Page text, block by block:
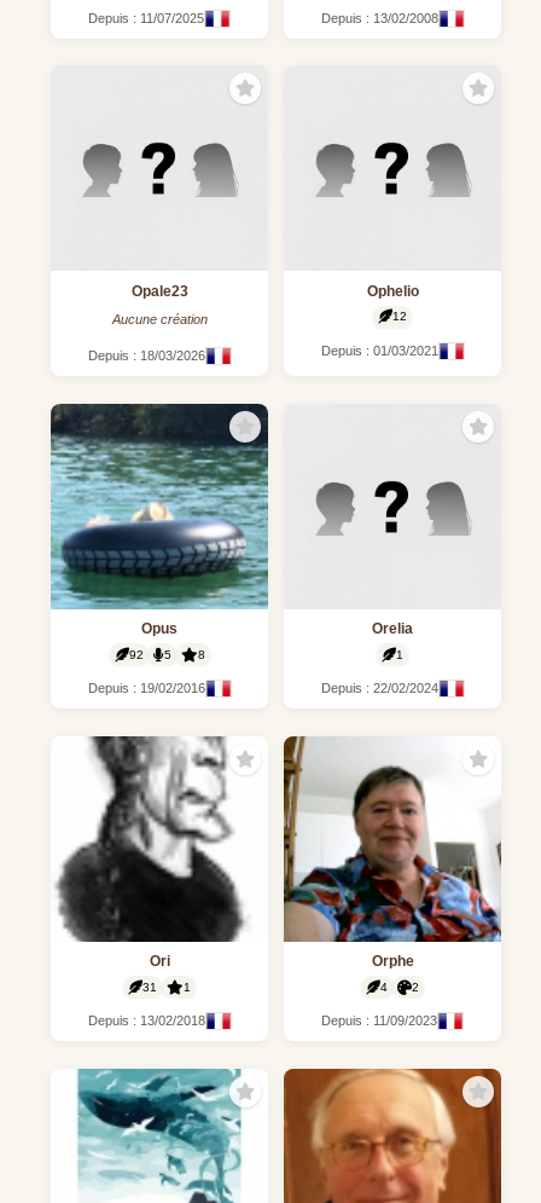
Depuis : 11/07/2025 Depuis : 13/02/2008
Opale23
Aucune création
Depuis : 18/03/2026
Ophelio
12
Depuis : 01/03/2021
Opus
92 5 8
Depuis : 19/02/2016
Orelia
1
Depuis : 22/02/2024
Ori
31 1
Depuis : 13/02/2018
Orphe
4 2
Depuis : 11/09/2023